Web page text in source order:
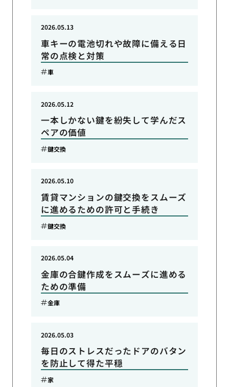
車キーの電池切れや故障に備える日
常の点検と対策
2026.05.13
車
一本しかない鍵を紛失して学んだス
ペアの価値
2026.05.12
鍵交換
賃貸マンションの鍵交換をスムーズ
に進めるための許可と手続き
2026.05.10
鍵交換
金庫の合鍵作成をスムーズに進める
ための準備
2026.05.04
金庫
毎日のストレスだったドアのバタン
を防止して得た平穏
2026.05.03
家